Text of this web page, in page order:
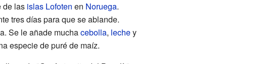
de las islas Lofoten en Noruega.
tres días para que se ablande.
Se le añade muchacebolla, lechey
especie de puré de maíz.